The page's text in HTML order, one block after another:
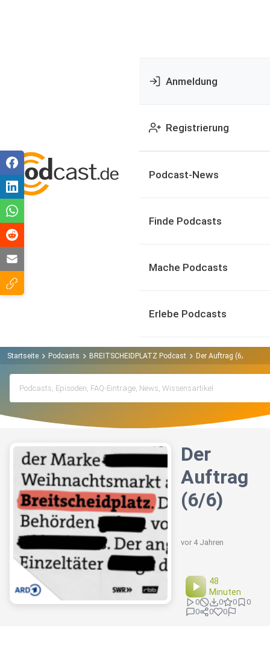
Anmeldung
Registrierung
Podcast-News
Finde Podcasts
Mache Podcasts
Erlebe Podcasts
Startseite Podcasts BREITSCHEIDPLATZ Podcast Der Auftrag (6/6)
Der
Auftrag
(6/6)
vor 4 Jahren
48
Minuten
0 0 0
0
0
0 0